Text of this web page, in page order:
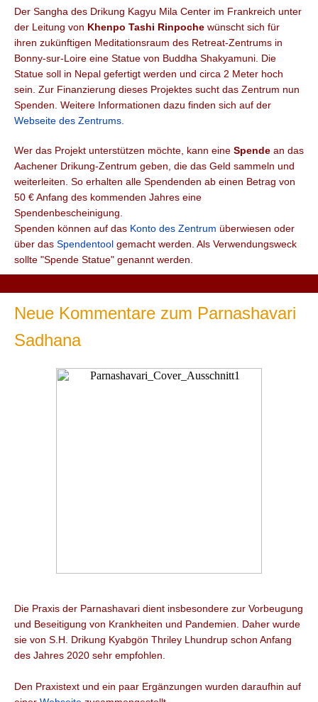
Der Sangha des Drikung Kagyu Mila Center im Frankreich unter
der Leitung von Khenpo Tashi Rinpoche wünscht sich für
ihren zukünftigen Meditationsraum des Retreat-Zentrums in
Bonny-sur-Loire eine Statue von Buddha Shakyamuni. Die
Statue soll in Nepal gefertigt werden und circa 2 Meter hoch
sein. Zur Finanzierung dieses Projektes sucht das Zentrum nun
Spenden. Weitere Informationen dazu finden sich auf der
Webseite des Zentrums.
Wer das Projekt unterstützen möchte, kann eine Spende an das
Aachener Drikung-Zentrum geben, die das Geld sammeln und
weiterleiten. So erhalten alle Spendenden ab einen Betrag von
50 € Anfang des kommenden Jahres eine
Spendenbescheinigung.
Spenden können auf das Konto des Zentrum überwiesen oder
über das Spendentool gemacht werden. Als Verwendungsweck
sollte "Spende Statue" genannt werden.
Neue Kommentare zum Parnashavari
Sadhana
Die Praxis der Parnashavari dient insbesondere zur Vorbeugung
und Beseitigung von Krankheiten und Pandemien. Daher wurde
sie von S.H. Drikung Kyabgön Thriley Lhundrup schon Anfang
des Jahres 2020 sehr empfohlen.
Den Praxistext und ein paar Ergänzungen wurden daraufhin auf